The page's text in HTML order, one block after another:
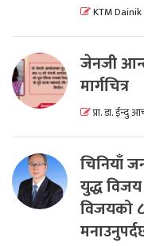
KTM Dainik
जेनजी
मार्गचित्र
प्रा. डा. ईन्दु
चिनियाँ
युद्ध विजय
विजयको